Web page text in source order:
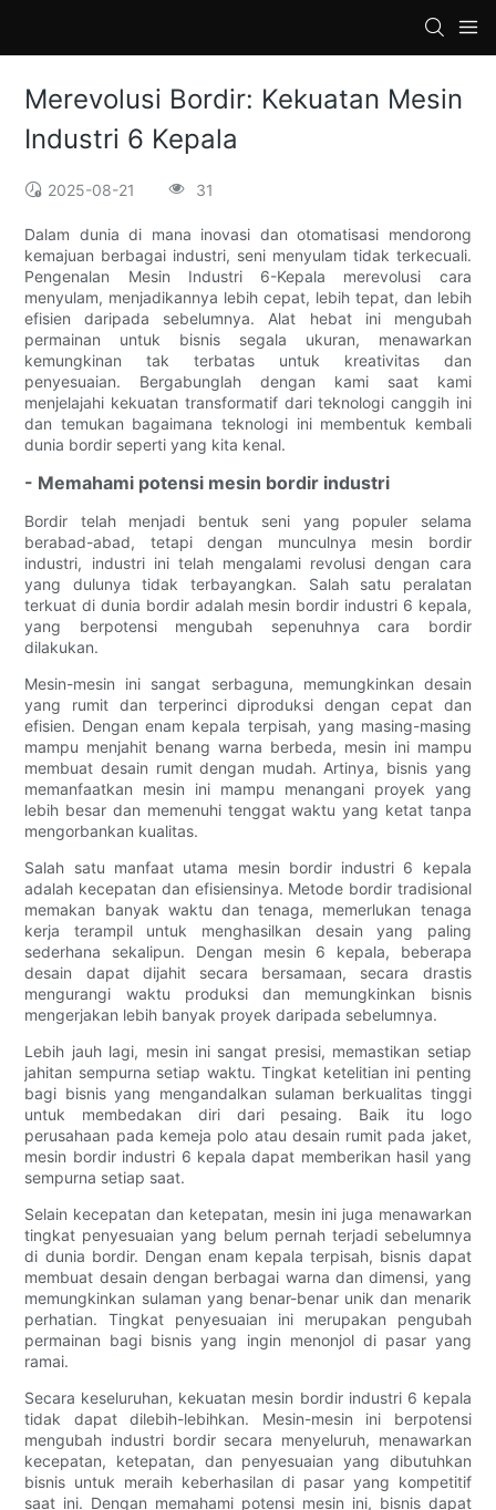
Merevolusi Bordir: Kekuatan Mesin
Industri 6 Kepala
2025-08-21 31
Dalam dunia di mana inovasi dan otomatisasi mendorong
kemajuan berbagai industri, seni menyulam tidak terkecuali.
Pengenalan Mesin Industri 6-Kepala merevolusi cara
menyulam, menjadikannya lebih cepat, lebih tepat, dan lebih
efisien daripada sebelumnya. Alat hebat ini mengubah
permainan untuk bisnis segala ukuran, menawarkan
kemungkinan tak terbatas untuk kreativitas dan
penyesuaian. Bergabunglah dengan kami saat kami
menjelajahi kekuatan transformatif dari teknologi canggih ini
dan temukan bagaimana teknologi ini membentuk kembali
dunia bordir seperti yang kita kenal.
- Memahami potensi mesin bordir industri
Bordir telah menjadi bentuk seni yang populer selama
berabad-abad, tetapi dengan munculnya mesin bordir
industri, industri ini telah mengalami revolusi dengan cara
yang dulunya tidak terbayangkan. Salah satu peralatan
terkuat di dunia bordir adalah mesin bordir industri 6 kepala,
yang berpotensi mengubah sepenuhnya cara bordir
dilakukan.
Mesin-mesin ini sangat serbaguna, memungkinkan desain
yang rumit dan terperinci diproduksi dengan cepat dan
efisien. Dengan enam kepala terpisah, yang masing-masing
mampu menjahit benang warna berbeda, mesin ini mampu
membuat desain rumit dengan mudah. Artinya, bisnis yang
memanfaatkan mesin ini mampu menangani proyek yang
lebih besar dan memenuhi tenggat waktu yang ketat tanpa
mengorbankan kualitas.
Salah satu manfaat utama mesin bordir industri 6 kepala
adalah kecepatan dan efisiensinya. Metode bordir tradisional
memakan banyak waktu dan tenaga, memerlukan tenaga
kerja terampil untuk menghasilkan desain yang paling
sederhana sekalipun. Dengan mesin 6 kepala, beberapa
desain dapat dijahit secara bersamaan, secara drastis
mengurangi waktu produksi dan memungkinkan bisnis
mengerjakan lebih banyak proyek daripada sebelumnya.
Lebih jauh lagi, mesin ini sangat presisi, memastikan setiap
jahitan sempurna setiap waktu. Tingkat ketelitian ini penting
bagi bisnis yang mengandalkan sulaman berkualitas tinggi
untuk membedakan diri dari pesaing. Baik itu logo
perusahaan pada kemeja polo atau desain rumit pada jaket,
mesin bordir industri 6 kepala dapat memberikan hasil yang
sempurna setiap saat.
Selain kecepatan dan ketepatan, mesin ini juga menawarkan
tingkat penyesuaian yang belum pernah terjadi sebelumnya
di dunia bordir. Dengan enam kepala terpisah, bisnis dapat
membuat desain dengan berbagai warna dan dimensi, yang
memungkinkan sulaman yang benar-benar unik dan menarik
perhatian. Tingkat penyesuaian ini merupakan pengubah
permainan bagi bisnis yang ingin menonjol di pasar yang
ramai.
Secara keseluruhan, kekuatan mesin bordir industri 6 kepala
tidak dapat dilebih-lebihkan. Mesin-mesin ini berpotensi
mengubah industri bordir secara menyeluruh, menawarkan
kecepatan, ketepatan, dan penyesuaian yang dibutuhkan
bisnis untuk meraih keberhasilan di pasar yang kompetitif
saat ini. Dengan memahami potensi mesin ini, bisnis dapat